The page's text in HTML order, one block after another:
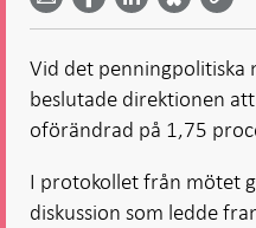
email -
Öppnas
i ny flik
- Öppnas
-
Öppnas
i ny flik
-
i ny flik
-
i ny flik
Vid det
beslutade direktionen
oförändrad på 1,75
I protokollet från mötet
diskussion som ledde